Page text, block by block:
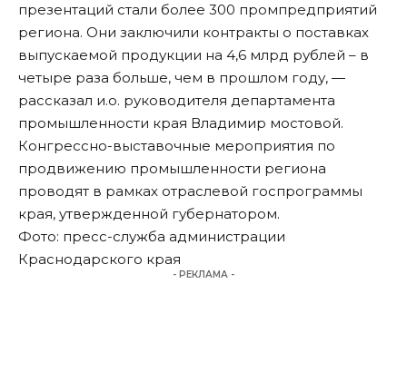
презентаций стали более 300 промпредприятий
региона. Они заключили контракты о поставках
выпускаемой продукции на 4,6 млрд рублей – в
четыре раза больше, чем в прошлом году, —
рассказал и.о. руководителя департамента
промышленности края Владимир мостовой.
Конгрессно-выставочные мероприятия по
продвижению промышленности региона
проводят в рамках отраслевой госпрограммы
края, утвержденной губернатором.
Фото: пресс-служба администрации
Краснодарского края
- РЕКЛАМА -